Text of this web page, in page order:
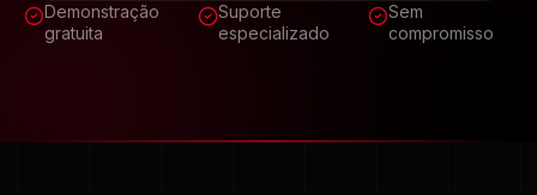
Demonstração
gratuita
Suporte
especializado
Sem
compromisso